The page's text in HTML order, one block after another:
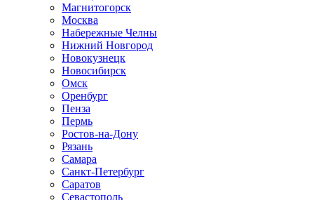
Магнитогорск
Москва
Набережные Челны
Нижний Новгород
Новокузнецк
Новосибирск
Омск
Оренбург
Пенза
Пермь
Ростов-на-Дону
Рязань
Самара
Санкт-Петербург
Саратов
Севастополь